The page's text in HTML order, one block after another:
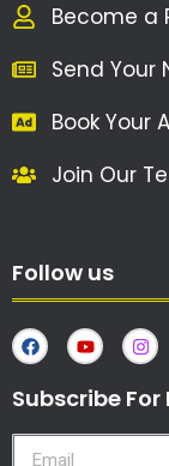
Become a
Send Your
Book Your
Join Our
Follow us
Subscribe